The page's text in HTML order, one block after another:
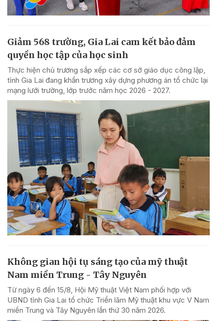
Giảm 568 trường, Gia Lai cam kết bảo đảm
quyền học tập của học sinh
Thực hiện chủ trương sắp xếp các cơ sở giáo dục công lập,
tỉnh Gia Lai đang khẩn trương xây dựng phương án tổ chức lại
mạng lưới trường, lớp trước năm học 2026 - 2027.
Không gian hội tụ sáng tạo của mỹ thuật
Nam miền Trung - Tây Nguyên
Từ ngày 6 đến 15/8, Hội Mỹ thuật Việt Nam phối hợp với
UBND tỉnh Gia Lai tổ chức Triển lãm Mỹ thuật khu vực V Nam
miền Trung và Tây Nguyên lần thứ 30 năm 2026.